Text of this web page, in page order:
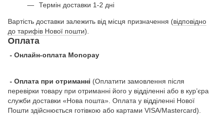
Термін доставки 1-2 дні
Вартість доставки залежить від місця призначення (відповідно
до тарифів Нової пошти).
Оплата
- Онлайн-оплата Monopay
- Оплата при отриманні (Оплатити замовлення після
перевірки товару при отриманні його у відділенні або в кур’єра
служби доставки «Нова пошта». Оплата у відділенні Нової
Пошти здійснюється готівкою або картами VISA/Mastercard).